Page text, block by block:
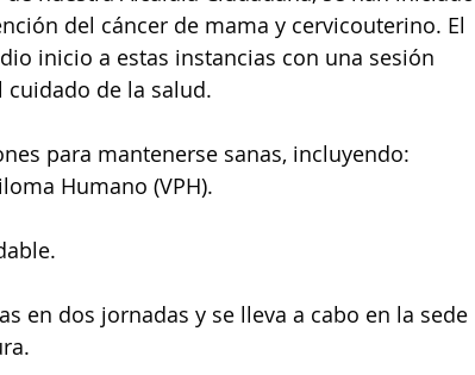
del cáncer de mama y cervicouterino. El
inicio a estas instancias con una sesión
de la salud.
para mantenerse sanas, incluyendo:
Humano (VPH).
en dos jornadas y se lleva a cabo en la sede